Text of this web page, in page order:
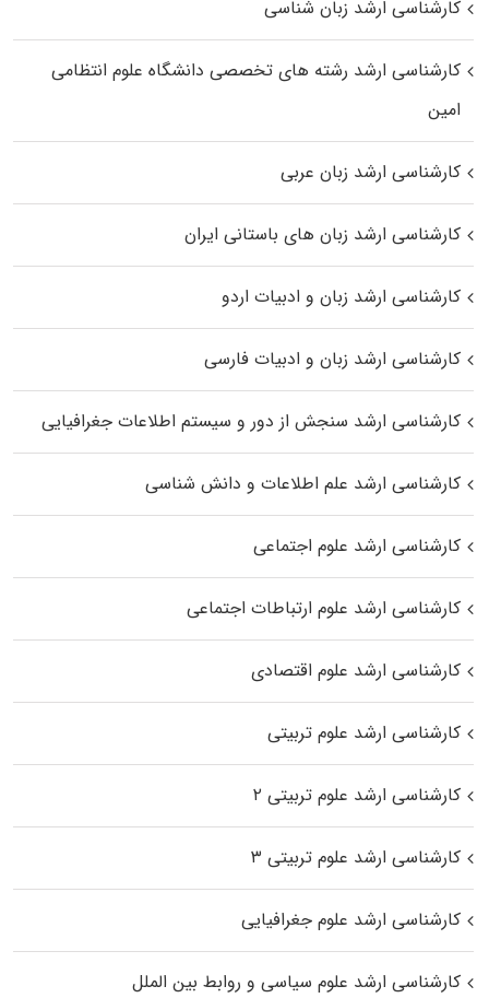
کارشناسی ارشد زبان شناسی
کارشناسی ارشد رﺷﺘﻪ ﻫﺎی تخصصی داﻧﺸﮕﺎه ﻋﻠﻮم انتظامی
اﻣﻴﻦ
کارشناسی ارشد زبان عربی
کارشناسی ارشد زبان‌ های باستانی ایران
کارشناسی ارشد زبان و ادبیات اردو
کارشناسی ارشد زبان و ادبیات فارسی
کارشناسی ارشد سنجش از دور و سیستم اطلاعات جغرافیایی
کارشناسی ارشد علم اطلاعات و دانش شناسی
کارشناسی ارشد علوم اجتماعی
کارشناسی ارشد علوم ارتباطات اجتماعی
کارشناسی ارشد علوم اقتصادی
کارشناسی ارشد علوم تربیتی
کارشناسی ارشد علوم تربیتی ۲
کارشناسی ارشد علوم تربیتی ۳
کارشناسی ارشد علوم جغرافیایی
کارشناسی ارشد علوم سیاسی و روابط بین الملل